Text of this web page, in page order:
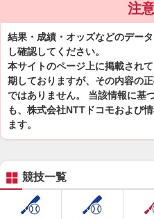
注
結果・成績・オッズなどのデー
し確認してください。
本サイトのページ上に掲載され
期しておりますが、その内容の
ではありません。 当該情報に基
も、株式会社NTTドコモおよび
ます。
競技一覧